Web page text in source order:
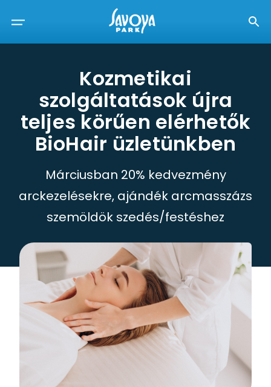
Kozmetikai
szolgáltatások újra
teljes körűen elérhetők
BioHair üzletünkben
Márciusban 20% kedvezmény
arckezelésekre, ajándék arcmasszázs
szemöldök szedés/festéshez